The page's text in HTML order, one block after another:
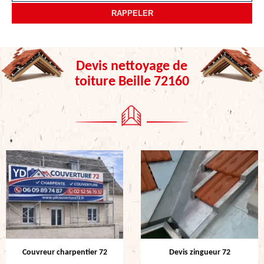
Devis nettoyage de
toiture Beille 72160
Couvreur charpentier 72 Devis zingueur 72